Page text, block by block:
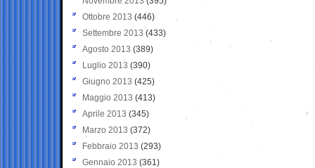
Ottobre 2013 (446)
Settembre 2013 (433)
Agosto 2013 (389)
Luglio 2013 (390)
Giugno 2013 (425)
Maggio 2013 (413)
Aprile 2013 (345)
Marzo 2013 (372)
Febbraio 2013 (293)
Gennaio 2013 (361)